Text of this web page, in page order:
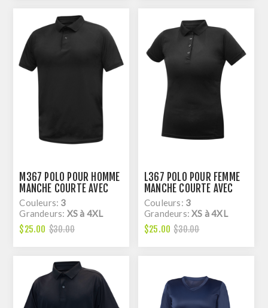
M367 POLO POUR HOMME
MANCHE COURTE AVEC
COLLET EN TRICOT, DRY
FIT
Couleurs: 3
Grandeurs: XS à 4XL
$25.00 $30.00
L367 POLO POUR FEMME
MANCHE COURTE AVEC
COLLET EN TRICOT, DRY
FIT
Couleurs: 3
Grandeurs:XS à 4XL
$25.00 $30.00